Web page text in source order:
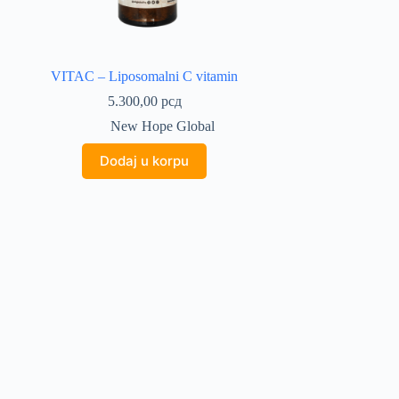
VITAC – Liposomalni C vitamin
5.300,00 рсд
New Hope Global
Dodaj u korpu